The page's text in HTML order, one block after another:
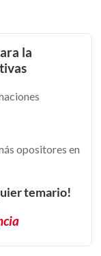
la
opositores en
temario!